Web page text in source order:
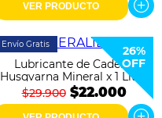
VER PRODUCTO
Envío Gratis
26%
OFF
Lubricante de Cadena
Husqvarna Mineral x 1 Litro
$29.900 $22.000